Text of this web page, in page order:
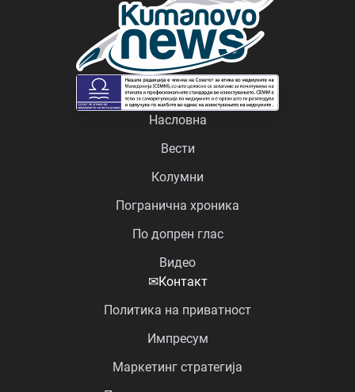
Насловна
Вести
Колумни
Погранична хроника
По допрен глас
Видео
✉Контакт
Политика на приватност
Импресум
Маркетинг стратегија